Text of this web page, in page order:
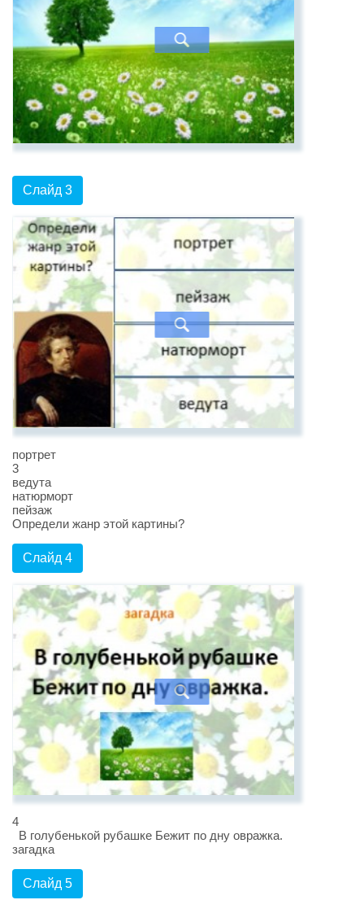
Слайд 3
портрет
3
ведута
натюрморт
пейзаж
Определи жанр этой картины?
Слайд 4
4
В голубенькой рубашке Бежит по дну овражка.
загадка
Слайд 5